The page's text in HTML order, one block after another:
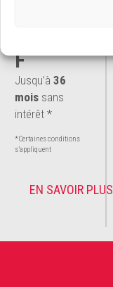
F
Jusqu’à 36
moissans
intérêt *
*Certaines conditions
s’appliquent
EN SAVOIR PLUS